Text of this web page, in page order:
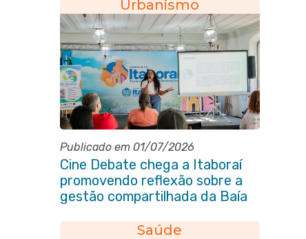
Urbanismo
Publicado em 01/07/2026
Cine Debate chega a Itaboraí
promovendo reflexão sobre a
gestão compartilhada da Baía
Saúde